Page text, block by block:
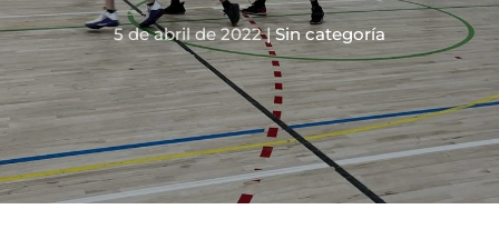
5 de abril de 2022|Sin categoría